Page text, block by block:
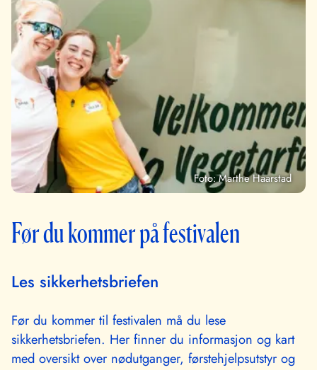
Foto: Marthe Haarstad
Før du kommer på festivalen
Les sikkerhetsbriefen
Før du kommer til festivalen må du lese
sikkerhetsbriefen. Her finner du informasjon og kart
med oversikt over nødutganger, førstehjelpsutstyr og